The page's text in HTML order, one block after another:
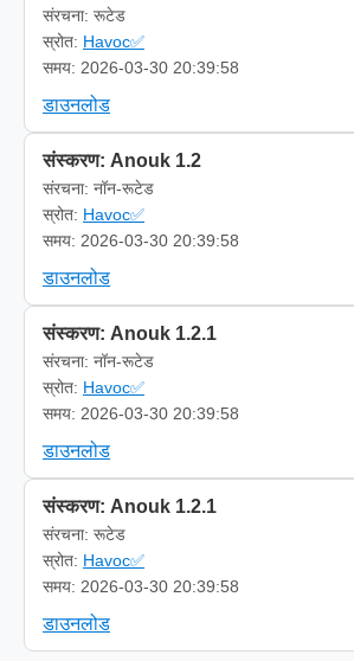
संरचना: रूटेड
स्रोत: Havoc✅
समय: 2026-03-30 20:39:58
डाउनलोड
संस्करण: Anouk 1.2
संरचना: नॉन-रूटेड
स्रोत: Havoc✅
समय: 2026-03-30 20:39:58
डाउनलोड
संस्करण: Anouk 1.2.1
संरचना: नॉन-रूटेड
स्रोत: Havoc✅
समय: 2026-03-30 20:39:58
डाउनलोड
संस्करण: Anouk 1.2.1
संरचना: रूटेड
स्रोत: Havoc✅
समय: 2026-03-30 20:39:58
डाउनलोड